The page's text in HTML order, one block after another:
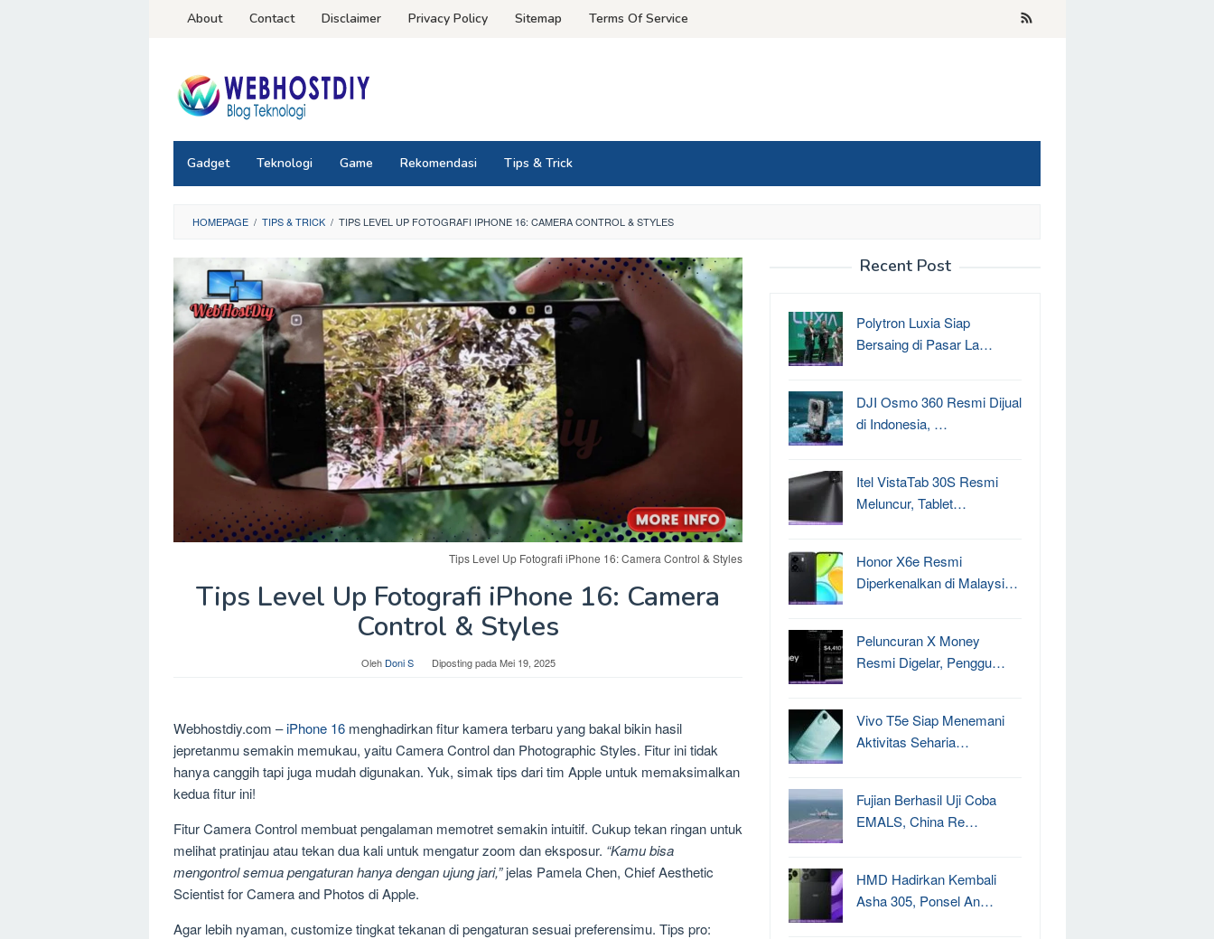
About Contact Disclaimer Privacy Policy Sitemap Terms Of Service
Gadget Teknologi Game Rekomendasi Tips & Trick
HOMEPAGE / TIPS & TRICK / TIPS LEVEL UP FOTOGRAFI IPHONE 16: CAMERA CONTROL & STYLES
Tips Level Up Fotografi iPhone 16: Camera Control & Styles
Tips Level Up Fotografi iPhone 16: Camera
Control & Styles
Oleh Doni S Diposting padaMei 19, 2025
Webhostdiy.com –iPhone 16 menghadirkan fitur kamera terbaru yang bakal bikin hasil
jepretanmu semakin memukau, yaitu Camera Control dan Photographic Styles. Fitur ini tidak
hanya canggih tapi juga mudah digunakan. Yuk, simak tips dari tim Apple untuk memaksimalkan
kedua fitur ini!
Fitur Camera Control membuat pengalaman memotret semakin intuitif. Cukup tekan ringan untuk
melihat pratinjau atau tekan dua kali untuk mengatur zoom dan eksposur. “Kamu bisa
mengontrol semua pengaturan hanya dengan ujung jari,”jelas Pamela Chen, Chief Aesthetic
Scientist for Camera and Photos di Apple.
Agar lebih nyaman, customize tingkat tekanan di pengaturan sesuai preferensimu. Tips pro:
Recent Post
Polytron Luxia Siap
Bersaing di Pasar La…
DJI Osmo 360 Resmi Dijual
di Indonesia, …
Itel VistaTab 30S Resmi
Meluncur, Tablet…
Honor X6e Resmi
Diperkenalkan di Malaysi…
Peluncuran X Money
Resmi Digelar, Penggu…
Vivo T5e Siap Menemani
Aktivitas Seharia…
Fujian Berhasil Uji Coba
EMALS, China Re…
HMD Hadirkan Kembali
Asha 305, Ponsel An…